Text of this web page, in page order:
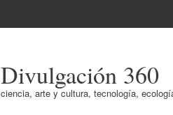
Divulgación 360
ciencia, arte y cultura, tecnología,